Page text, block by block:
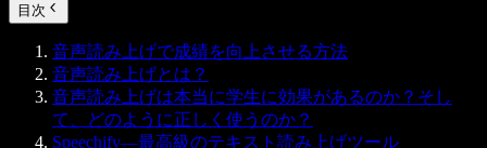
目次
音声読み上げで成績を向上させる方法
音声読み上げとは？
音声読み上げは本当に学生に効果があるのか？そし
て、どのように正しく使うのか？
Speechify—最高級のテキスト読み上げツール